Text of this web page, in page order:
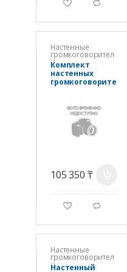
g d
Настенные
громкоговорител
и
Комплект
настенных
громкоговорите
шт), 32W(100V) /
60W(8 OHm)
105 350 ₸
g d
Настенные
громкоговорител
и
Настенный